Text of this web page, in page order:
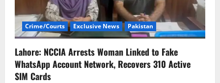
Crime/Courts Exclusive News Pakistan
Lahore: NCCIA Arrests Woman Linked to Fake
WhatsApp Account Network, Recovers 310 Active
SIM Cards